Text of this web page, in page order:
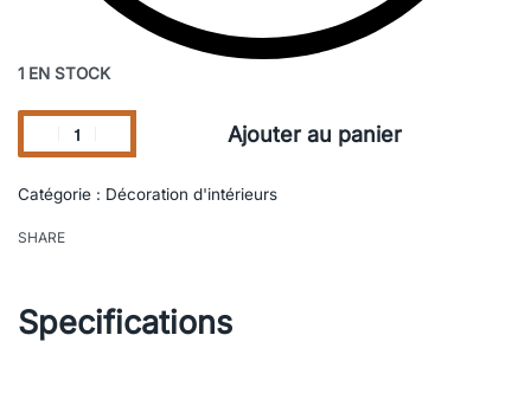
1 EN STOCK
Ajouter au panier
Catégorie : Décoration d'intérieurs
SHARE
Specifications